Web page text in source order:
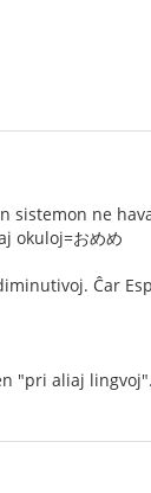
sistemon ne
okuloj=おめめ
Ĉar
"pri aliaj lingvoj".